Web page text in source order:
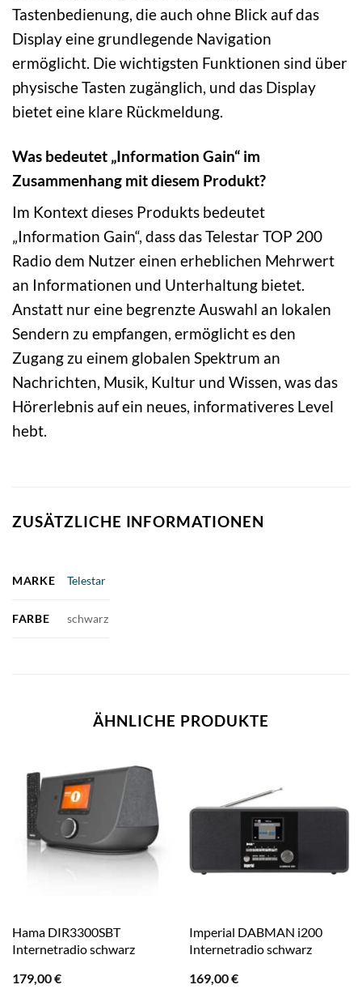
Tastenbedienung, die auch ohne Blick auf das
Display eine grundlegende Navigation
ermöglicht. Die wichtigsten Funktionen sind über
physische Tasten zugänglich, und das Display
bietet eine klare Rückmeldung.
Was bedeutet „Information Gain“ im
Zusammenhang mit diesem Produkt?
Im Kontext dieses Produkts bedeutet
„Information Gain“, dass das Telestar TOP 200
Radio dem Nutzer einen erheblichen Mehrwert
an Informationen und Unterhaltung bietet.
Anstatt nur eine begrenzte Auswahl an lokalen
Sendern zu empfangen, ermöglicht es den
Zugang zu einem globalen Spektrum an
Nachrichten, Musik, Kultur und Wissen, was das
Hörerlebnis auf ein neues, informativeres Level
hebt.
ZUSÄTZLICHE INFORMATIONEN
MARKE Telestar
FARBE schwarz
ÄHNLICHE PRODUKTE
Hama DIR3300SBT
Internetradio schwarz
179,00€
Imperial DABMAN i200
Internetradio schwarz
169,00€